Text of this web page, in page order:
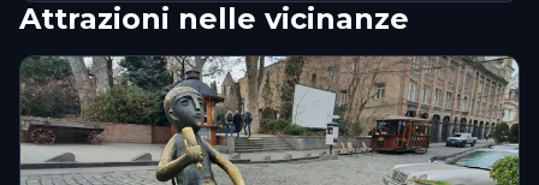
Attrazioni nelle vicinanze